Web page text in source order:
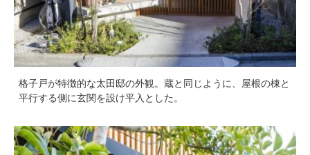
格子戸が特徴的な太田邸の外観。蔵と同じように、屋根の棟と
平行する側に玄関を設け平入とした。